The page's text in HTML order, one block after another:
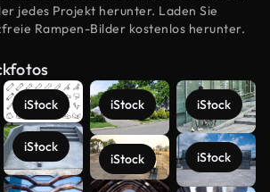
jedes Projekt herunter. Laden Sie
Rampen-Bilder kostenlos herunter.
iStock
iStock
iStock
iStock
iStock
iStock